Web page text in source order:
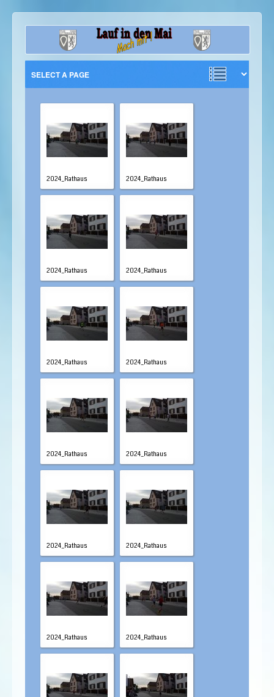
2024_Rathaus 2024_Rathaus
2024_Rathaus 2024_Rathaus
2024_Rathaus 2024_Rathaus
2024_Rathaus 2024_Rathaus
2024_Rathaus 2024_Rathaus
2024_Rathaus 2024_Rathaus